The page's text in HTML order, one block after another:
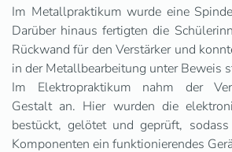
Im Metallpraktikum wurde eine
Darüber hinaus fertigten die
Rückwand für den Verstärker und
in der Metallbearbeitung unter Beweis
Im Elektropraktikum nahm der
Gestalt an. Hier wurden die
bestückt, gelötet und geprüft,
Komponenten ein funktionierendes